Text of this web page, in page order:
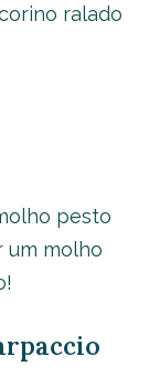
ralado
pesto
um molho